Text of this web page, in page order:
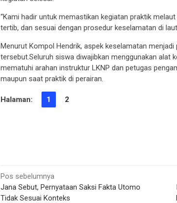
“Kami hadir untuk memastikan kegiatan praktik
tertib, dan sesuai dengan prosedur keselamatan di
Menurut Kompol Hendrik, aspek keselamatan
tersebut.Seluruh siswa diwajibkan menggunakan alat
mematuhi arahan instruktur LKNP dan petugas
maupun saat praktik di perairan.
Halaman: 1 2
Navigasi
pos
Pos sebelumnya
Jana Sebut, Pernyataan Saksi Fakta Utomo
Tidak Sesuai Konteks